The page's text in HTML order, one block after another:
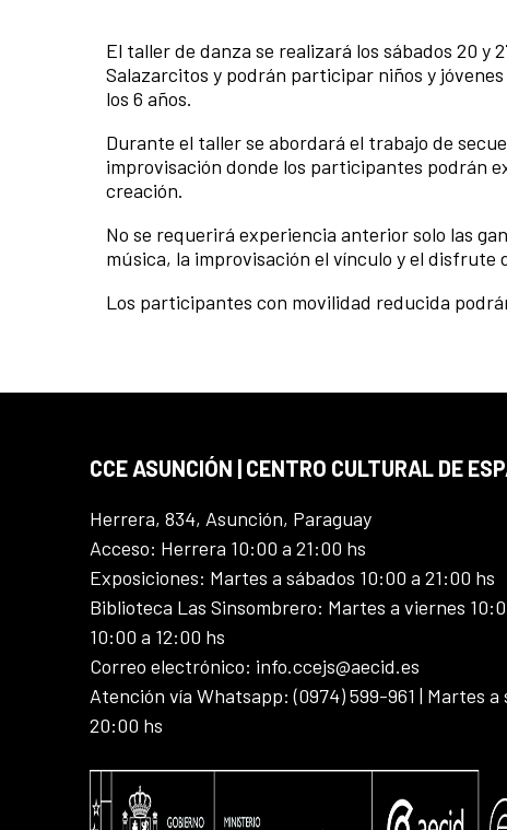
El taller de danza se realizará los sábados 20 y
Salazarcitos y podrán participar niños y
los 6 años.
Durante el taller se abordará el trabajo de
improvisación donde los participantes podrán
creación.
No se requerirá experiencia anterior solo las
música, la improvisación el vínculo y el disfrute
Los participantes con movilidad reducida
CCE ASUNCIÓN | CENTRO CULTURAL DE
Herrera, 834, Asunción, Paraguay
Acceso: Herrera 10:00 a 21:00 hs
Exposiciones: Martes a sábados 10:00 a 21:00 hs
Biblioteca Las Sinsombrero: Martes a viernes
10:00 a 12:00 hs
Correo electrónico: info.ccejs@aecid.es
Atención vía Whatsapp: (0974) 599-961 | Martes a
20:00 hs